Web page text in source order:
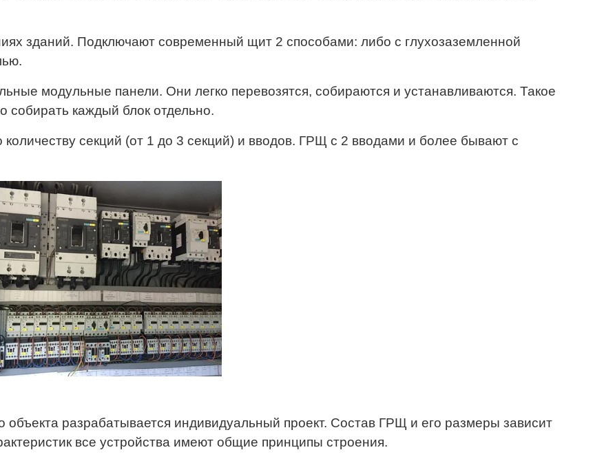
зданий. Подключают современный щит 2 способами: либо с глухозаземленной
модульные панели. Они легко перевозятся, собираются и устанавливаются. Такое
собирать каждый блок отдельно.
секций (от 1 до 3 секций) и вводов. ГРЩ с 2 вводами и более бывают с
разрабатывается индивидуальный проект. Состав ГРЩ и его размеры зависит
все устройства имеют общие принципы строения.